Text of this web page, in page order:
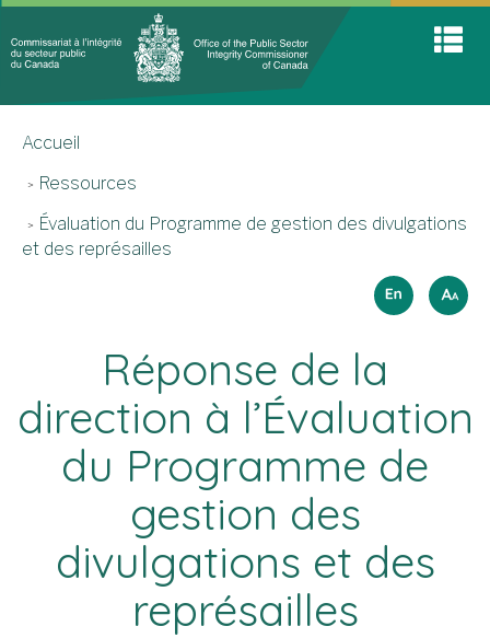
to
content
à
version
du
are
here
Accueil
Ressources
Évaluation du Programme de gestion des divulgations
et des représailles
de
langues
EnglishHow
to
A A A
Réponse de la
direction à l’Évaluation
du Programme de
gestion des
divulgations et des
représailles